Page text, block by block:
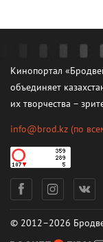
Кинопортал
объединяет
их творчества –
info@brod.kz (по
© 2012–2026